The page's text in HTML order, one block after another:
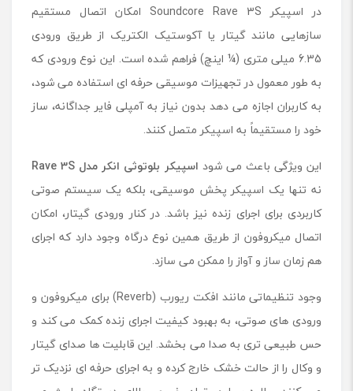
در اسپیکر Soundcore Rave 3S امکان اتصال مستقیم
سازهایی مانند گیتار یا آکوستیک الکتریک از طریق ورودی
6.35 میلی متری (¼ اینچ) فراهم شده است. این نوع ورودی که
به طور معمول در تجهیزات موسیقی حرفه ای استفاده می شود،
به کاربران اجازه می دهد بدون نیاز به آمپلی فایر جداگانه، ساز
خود را مستقیماً به اسپیکر متصل کنند.
این ویژگی باعث می شود اسپیکر بلوتوثی انکر مدل Rave 3S
نه تنها یک اسپیکر پخش موسیقی، بلکه یک سیستم صوتی
کاربردی برای اجرای زنده نیز باشد. در کنار ورودی گیتار، امکان
اتصال میکروفون از طریق همین نوع درگاه وجود دارد که اجرای
هم زمان ساز و آواز را ممکن می سازد.
وجود تنظیماتی مانند افکت ریورب (Reverb) برای میکروفون و
ورودی های صوتی، به بهبود کیفیت اجرای زنده کمک می کند و
حس طبیعی تری به صدا می بخشد. این قابلیت ها صدای گیتار
و وکال را از حالت خشک خارج کرده و به اجرای حرفه ای نزدیک تر